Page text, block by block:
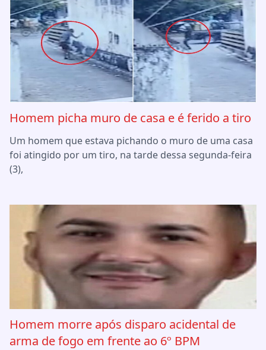
Homem picha muro de casa e é ferido a tiro
Um homem que estava pichando o muro de uma casa
foi atingido por um tiro, na tarde dessa segunda-feira
(3),
Homem morre após disparo acidental de
arma de fogo em frente ao 6º BPM